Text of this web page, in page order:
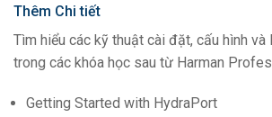
Thêm Chi tiết
Tìm hiểu các kỹ thuật cài đặt, cấu hình và
trong các khóa học sau từ Harman
Getting Started with HydraPort